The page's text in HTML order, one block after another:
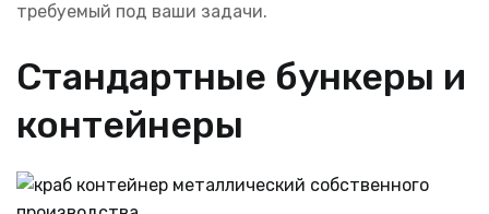
требуемый под ваши задачи.
Стандартные бункеры и
контейнеры